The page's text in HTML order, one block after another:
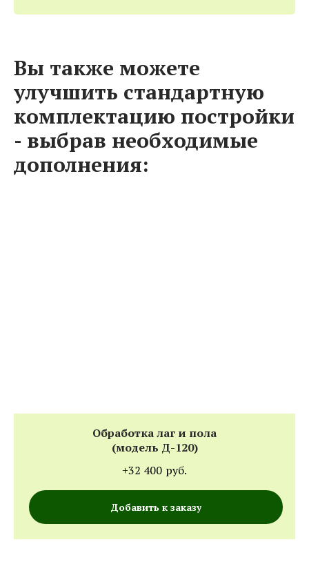
Вы также можете
улучшить стандартную
комплектацию постройки
- выбрав необходимые
дополнения:
Обработка лаг и пола
(модель Д-120)
+32 400 руб.
Добавить к заказу